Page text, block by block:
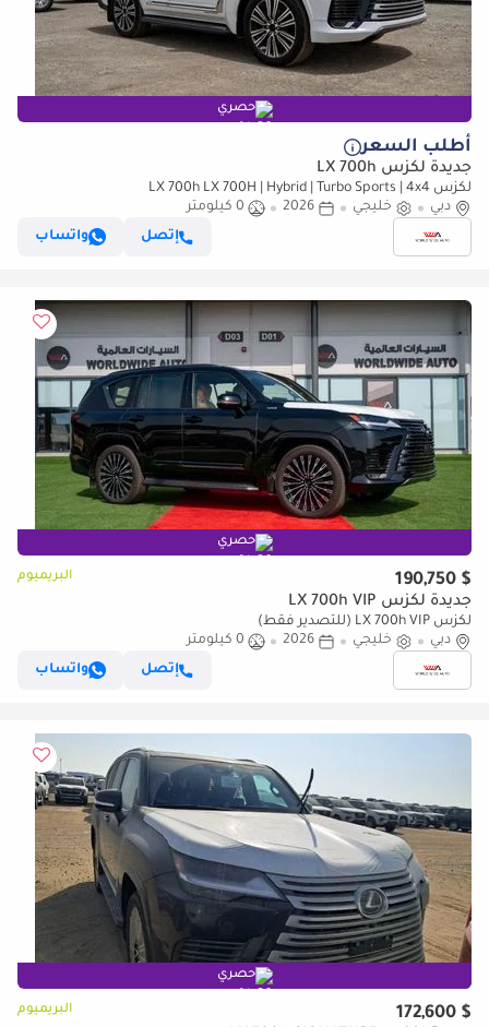
حصري
أطلب السعر
جديدة لكزس LX 700h
لكزس LX 700h LX 700H | Hybrid | Turbo Sports | 4x4
دبي
خليجي 2026
0 كيلومتر
إتصل
واتساب
حصري
$ 190,750 البريميوم
جديدة لكزس LX 700h VIP
لكزس LX 700h VIP (للتصدير فقط)
دبي
خليجي 2026
0 كيلومتر
إتصل
واتساب
حصري
$ 172,600 البريميوم